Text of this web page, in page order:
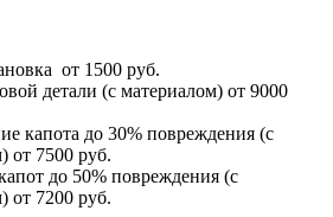
от 1500 руб.
детали (с материалом) от 9000
капота до 30% повреждения (с
от 7500 руб.
до 50% повреждения (с
от 7200 руб.